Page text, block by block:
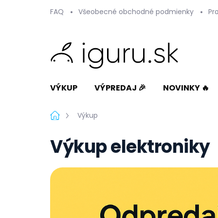
FAQ Všeobecné obchodné podmienky
VÝKUP VÝPREDAJ 🎉 NOVINKY 🔥
DomovVýkup
Výkup elektroniky